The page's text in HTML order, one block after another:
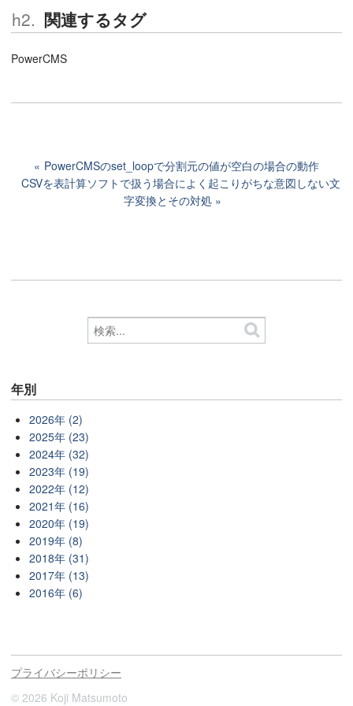
関連するタグ
PowerCMS
PowerCMSのset_loopで分割元の値が空白の場合の動作
CSVを表計算ソフトで扱う場合によく起こりがちな意図しない文
字変換とその対処
年別
2026年 (2)
2025年 (23)
2024年 (32)
2023年 (19)
2022年 (12)
2021年 (16)
2020年 (19)
2019年 (8)
2018年 (31)
2017年 (13)
2016年 (6)
プライバシーポリシー
© 2026 Koji Matsumoto